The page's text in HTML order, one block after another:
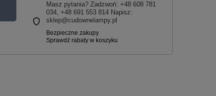
Masz pytania? Zadzwoń: +48 608 781
034, +48 691 553 814 Napisz:
sklep@cudownelampy.pl